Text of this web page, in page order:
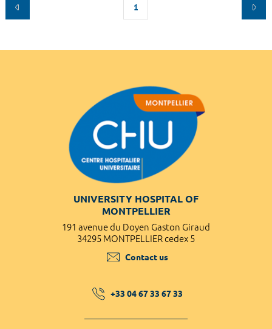
1
UNIVERSITY HOSPITAL OF
MONTPELLIER
191 avenue du Doyen Gaston Giraud
34295 MONTPELLIER cedex 5
Contact us
+33 04 67 33 67 33